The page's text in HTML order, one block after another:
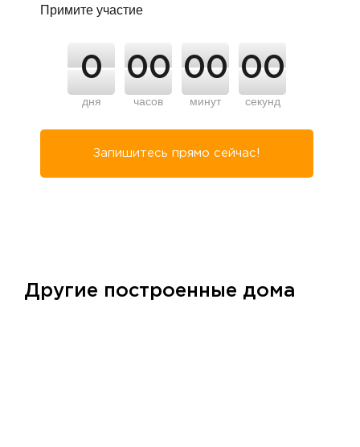
Примите участие
0
дня
00
часов
00
минут
00
секунд
Запишитесь прямо сейчас!
Другие построенные дома